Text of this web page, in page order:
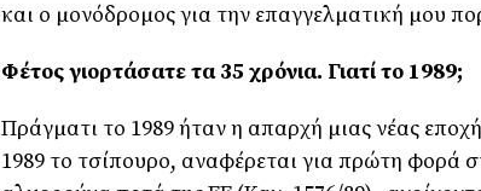
και ο µονόδροµος για την
Φέτος γιορτάσατε τα 35 χρόνια. Γιατί το 1989;
Πράγµατι το 1989 ήταν η απαρχή µιας νέας
1989 το τσίπουρο, αναφέρεται για πρώτη φορά